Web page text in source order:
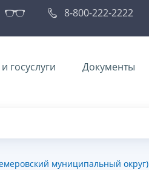
8-800-222-2222
госуслуги Документы
муниципальный округ)